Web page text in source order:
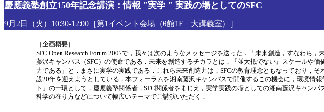
慶應義塾創立150年記念講演：情報 "実学 " 実践の場としてのSFC
9月2日（火）10:30-12:00［第1イベント会場（θ館1F 大講義室）］
［企画概要］
SFC Open Research Forum 2007で，我々は次のようなメッセージを送った．「未来創造，すなわ
藤沢キャンパス（SFC）の使命である．未来を創造するチカラとは，『並大抵でない』スケールや
力である」と．まさに実学の実践である．これら未来創造力は，SFCの教育理念ともなっており，
設20年を迎えようとしている．本フォーラムを湘南藤沢キャンパスで開催するこの機会に，環境情
ト」の一環として，慶應義塾関係者，SFC関係者をまじえ，実学実践の場としての湘南藤沢キャン
科学の在り方などについて幅広いテーマでご講演いただく．